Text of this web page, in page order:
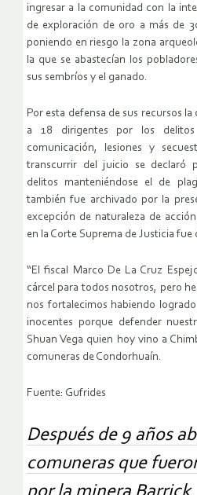
ingresar a la comunidad con la
de exploración de oro a más de
poniendo en riesgo la zona
la que se abastecían los
sus sembríos y el ganado.
Por esta defensa de sus recursos
a 18 dirigentes por los
comunicación, lesiones y
transcurrir del juicio se declaró
delitos manteniéndose el de
también fue archivado por la
excepción de naturaleza de
en la Corte Suprema de Justicia fue
“El fiscal Marco De La Cruz
cárcel para todos nosotros, pero
nos fortalecimos habiendo
inocentes porque defender
Shuan Vega quien hoy vino a
comuneras de Condorhuaín.
Fuente: Gufrides
Después de 9 años
comuneras que